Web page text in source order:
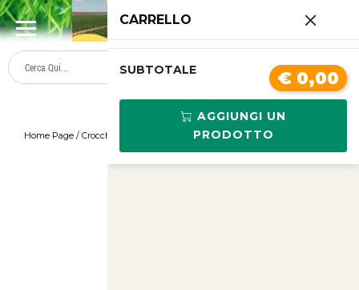
Home Page / Crocchette royal canin kitten 36 per gatto 400 gr
CARRELLO
SUBTOTALE € 0,00
AGGIUNGI UN
PRODOTTO